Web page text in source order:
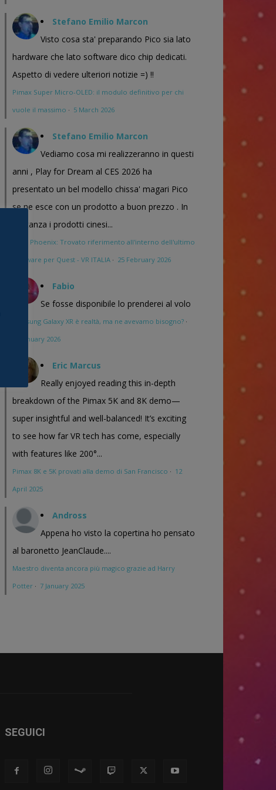
Stefano Emilio Marcon
Visto cosa sta' preparando Pico sia lato
hardware che lato software dico chip dedicati.
Aspetto di vedere ulteriori notizie =) !!
Pimax Super Micro-OLED: il modulo definitivo per chi
vuole il massimo · 5 March 2026
Stefano Emilio Marcon
Vediamo cosa mi realizzeranno in questi
anni , Play for Dream al CES 2026 ha
presentato un bel modello chissa' magari Pico
se ne esce con un prodotto a buon prezzo . In
sostanza i prodotti cinesi...
Meta Phoenix: Trovato riferimento all'interno dell'ultimo
firmware per Quest - VR ITALIA · 25 February 2026
Fabio
Se fosse disponibile lo prenderei al volo
Samsung Galaxy XR è realtà, ma ne avevamo bisogno? ·
16 January 2026
Eric Marcus
Really enjoyed reading this in-depth
breakdown of the Pimax 5K and 8K demo—
super insightful and well-balanced! It’s exciting
to see how far VR tech has come, especially
with features like 200°...
Pimax 8K e 5K provati alla demo di San Francisco · 12
April 2025
Andross
Appena ho visto la copertina ho pensato
al baronetto JeanClaude....
Maestro diventa ancora più magico grazie ad Harry
Potter · 7 January 2025
SEGUICI